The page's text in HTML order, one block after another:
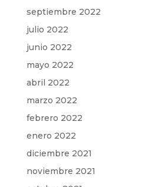
septiembre 2022
julio 2022
junio 2022
mayo 2022
abril 2022
marzo 2022
febrero 2022
enero 2022
diciembre 2021
noviembre 2021